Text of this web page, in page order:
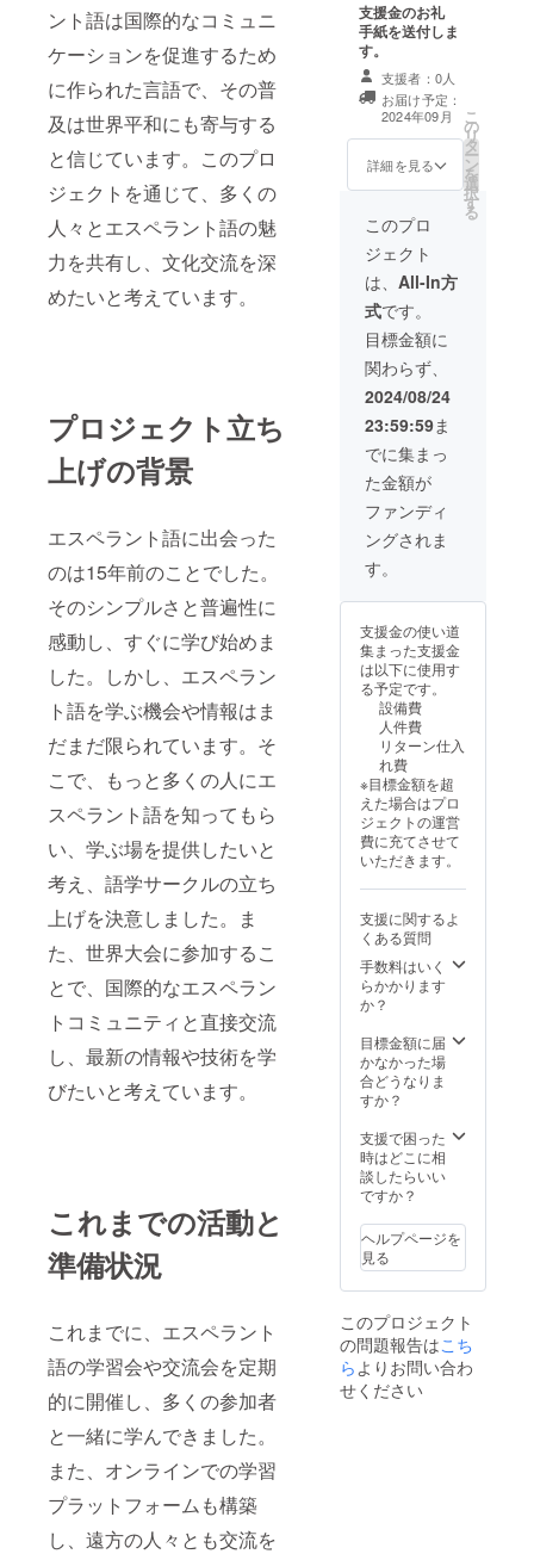
ント語は国際的なコミュニ
ケーションを促進するため
に作られた言語で、その普
及は世界平和にも寄与する
と信じています。このプロ
ジェクトを通じて、多くの
人々とエスペラント語の魅
力を共有し、文化交流を深
めたいと考えています。
プロジェクト立ち
上げの背景
エスペラント語に出会った
のは15年前のことでした。
そのシンプルさと普遍性に
感動し、すぐに学び始めま
した。しかし、エスペラン
ト語を学ぶ機会や情報はま
だまだ限られています。そ
こで、もっと多くの人にエ
スペラント語を知ってもら
い、学ぶ場を提供したいと
考え、語学サークルの立ち
上げを決意しました。ま
た、世界大会に参加するこ
とで、国際的なエスペラン
トコミュニティと直接交流
し、最新の情報や技術を学
びたいと考えています。
これまでの活動と
準備状況
これまでに、エスペラント
語の学習会や交流会を定期
的に開催し、多くの参加者
と一緒に学んできました。
また、オンラインでの学習
プラットフォームも構築
し、遠方の人々とも交流を
支援金のお礼
手紙を送付しま
す。
支援者：0人
お届け予定：
2024年09月
詳細を見る
こ
の
リ
タ
ー
ン
を
選
択
す
る
このプロ
ジェクト
は、 All-In方
式です。
目標金額に
関わらず、
2024/08/24
23:59:59ま
でに集まっ
た金額が
ファンディ
ングされま
す。
支援金の使い道
集まった支援金
は以下に使用す
る予定です。
設備費
人件費
リターン仕入
れ費
※目標金額を超
えた場合はプロ
ジェクトの運営
費に充てさせて
いただきます。
支援に関するよ
くある質問
手数料はいく
らかかります
か？
目標金額に届
かなかった場
合どうなりま
すか？
支援で困った
時はどこに相
談したらいい
ですか？
ヘルプページを
見る
このプロジェクト
の問題報告はこち
らよりお問い合わ
せください